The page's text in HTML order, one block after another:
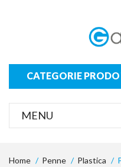
CATEGORIE
MENU
Home Penne Plastica